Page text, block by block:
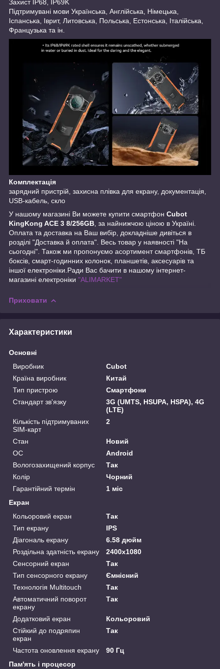
Захист IP68, IP69K
Підтримувані мови Українська, Англійська, Німецька,
Іспанська, Іврит, Литовська, Польська, Естонська, Італійська,
Французька та ін.
Комплектація
зарядний пристрій, захисна плівка для екрану, документація,
USB-кабель, скло
У нашому магазині Ви можете купити смартфон Cubot
KingKong ACE 3 8/256GB , за найнижчою ціною в Україні.
Оплата та доставка на Ваш вибір, докладніше дивіться в
розділі "Доставка й оплата". Весь товар у наявності "На
сьогодні". Також ми пропонуємо асортимент смартфонів, ТБ
боксів, смарт-годинних колонок, планшетів, аксесуарів та
іншої електроніки.Ради Вас бачити в нашому інтернет-
магазині електроніки "ALIMARKET"
Приховати
Характеристики
Основні
Виробник
Cubot
Країна виробник
Китай
Тип пристрою
Смартфони
Стандарт зв'язку
3G (UMTS, HSUPA, HSPA), 4G
(LTE)
Кількість підтримуваних
SIM-карт
2
Стан
Новий
ОС
Android
Вологозахищений корпус
Так
Колір
Чорний
Гарантійний термін
1 міс
Екран
Кольоровий екран
Так
Тип екрану
IPS
Діагональ екрану
6.58 дюйм
Роздільна здатність екрану
2400x1080
Сенсорний екран
Так
Тип сенсорного екрану
Ємнісний
Технологія Multitouch
Так
Автоматичний поворот
екрану
Так
Додатковий екран
Кольоровий
Стійкий до подряпин
екран
Так
Частота оновлення екрану
90 Гц
Пам'ять і процесор